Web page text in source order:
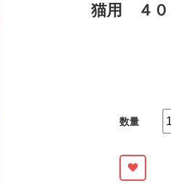
猫用 ４０
数量